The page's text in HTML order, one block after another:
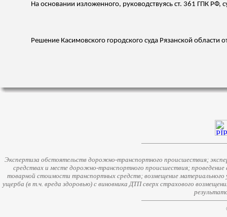
На основании изложенного, руководствуясь ст. 361 ГПК РФ,
Решение Касимовского городского суда Рязанской
Экспертиза обстоятельств дорожно-транспортного происшествия;
средствах и месте дорожно-транспортного происшествия;
товарной стоимости транспортных средств; возмещение
ущерба (в т.ч. вреда здоровью) с виновника ДТП сверх страхового